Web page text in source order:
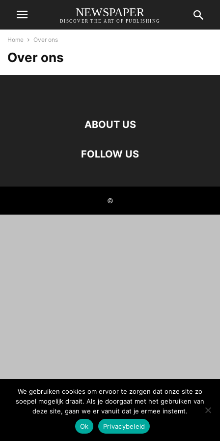
NEWSPAPER
DISCOVER THE ART OF PUBLISHING
Home Over ons
Over ons
ABOUT US
FOLLOW US
©
We gebruiken cookies om ervoor te zorgen dat onze site zo
soepel mogelijk draait. Als je doorgaat met het gebruiken van
deze site, gaan we er vanuit dat je ermee instemt.
Ok
Privacybeleid